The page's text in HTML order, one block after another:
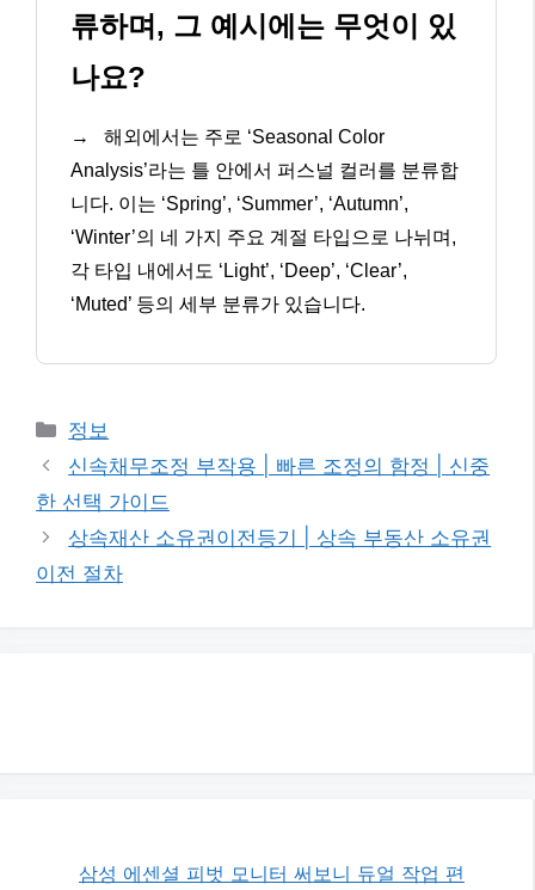
류하며, 그 예시에는 무엇이 있
나요?
→
해외에서는 주로 ‘Seasonal Color
Analysis’라는 틀 안에서 퍼스널 컬러를 분류합
니다. 이는 ‘Spring’, ‘Summer’, ‘Autumn’,
‘Winter’의 네 가지 주요 계절 타입으로 나뉘며,
각 타입 내에서도 ‘Light’, ‘Deep’, ‘Clear’,
‘Muted’ 등의 세부 분류가 있습니다.
카
테
리
정보
신속채무조정 부작용 | 빠른 조정의 함정 | 신중
한 선택 가이드
상속재산 소유권이전등기 | 상속 부동산 소유권
이전 절차
삼성 에센셜 피벗 모니터 써보니 듀얼 작업 편